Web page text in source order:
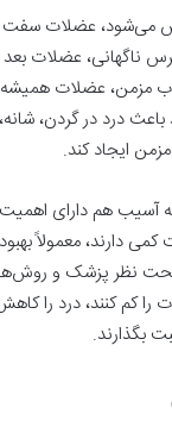
می‌شود، عضلات سفت
ناگهانی، عضلات
مزمن، عضلات
باعث درد در گردن،
ایجاد کند.
آسیب هم دارای
دارند، معمولاً
نظر پزشک و
را کم کنند، درد را
بگذارند.